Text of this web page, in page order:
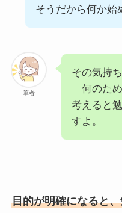
そうだから何か
筆者
その気持
「何のた
考えると
すよ。
目的が明確になると